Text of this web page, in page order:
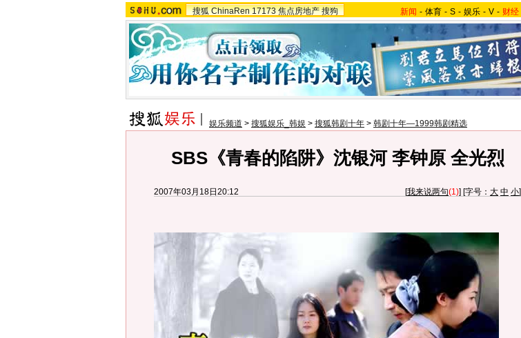
搜狐 ChinaRen 17173 焦点房地产 搜狗 新闻 - 体育 - S - 娱乐 - V - 财经
娱乐频道 > 搜狐娱乐_韩娱 > 搜狐韩剧十年 > 韩剧十年—1999韩剧精选
SBS《青春的陷阱》沈银河 李钟原 全光烈
2007年03月18日20:12 [我来说两句(1)] [字号： 大 中 小]